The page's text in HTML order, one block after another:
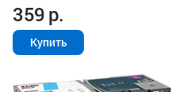
359р.
Купить